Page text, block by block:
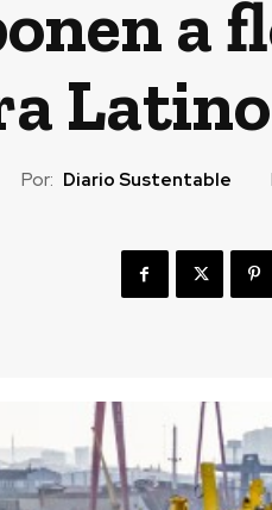
Por: Diario Sustentable